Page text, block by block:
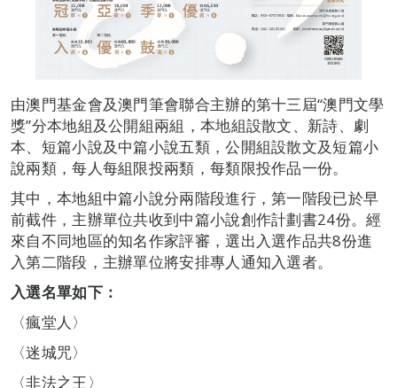
由澳門基金會及澳門筆會聯合主辦的第十三屆“澳門文學
獎”分本地組及公開組兩組，本地組設散文、新詩、劇
本、短篇小說及中篇小說五類，公開組設散文及短篇小
說兩類，每人每組限投兩類，每類限投作品一份。
其中，本地組中篇小說分兩階段進行，第一階段已於早
前截件，主辦單位共收到中篇小說創作計劃書24份。經
來自不同地區的知名作家評審，選出入選作品共8份進
入第二階段，主辦單位將安排專人通知入選者。
入選名單如下：
〈瘋堂人〉
〈迷城咒〉
〈非法之王〉